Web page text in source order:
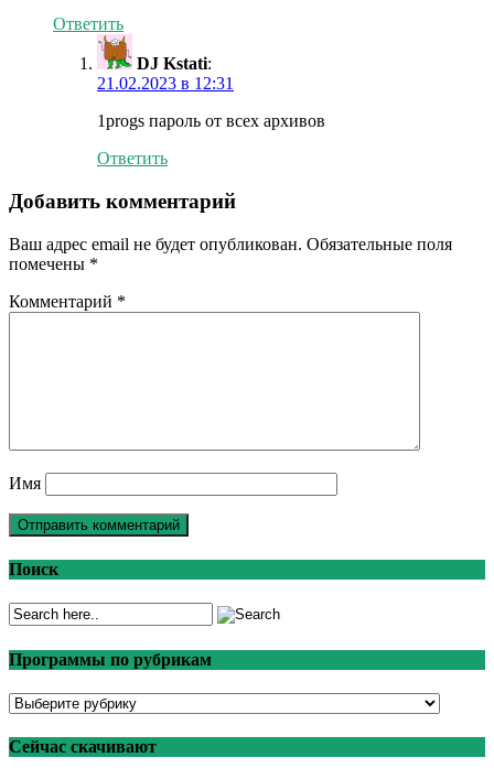
Ответить
DJ Kstati:
21.02.2023 в 12:31
1progs пароль от всех архивов
Ответить
Добавить комментарий
Ваш адрес email не будет опубликован. Обязательные поля
помечены *
Комментарий *
Имя
Поиск
Программы по рубрикам
Программы
рубрикам
Сейчас скачивают